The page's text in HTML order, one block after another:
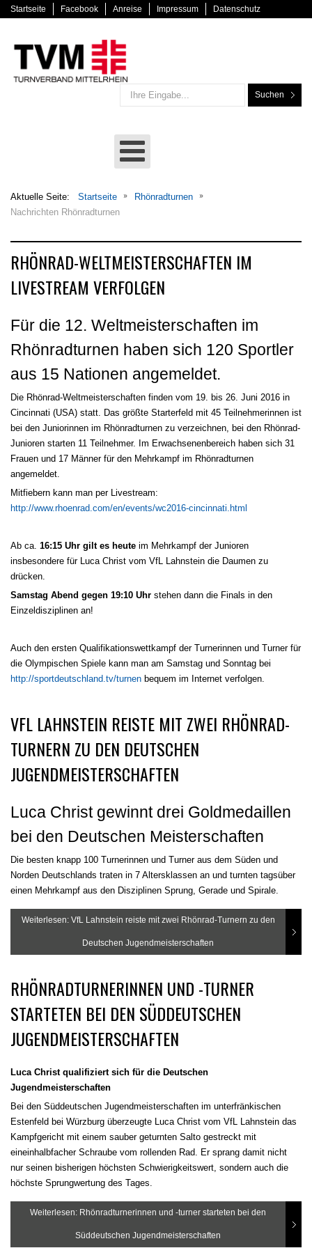
Startseite Facebook Anreise Impressum Datenschutz
Suchen
Aktuelle Seite: Startseite
Rhönradturnen
Nachrichten Rhönradturnen
RHÖNRAD-WELTMEISTERSCHAFTEN IM
LIVESTREAM VERFOLGEN
Für die 12. Weltmeisterschaften im
Rhönradturnen haben sich 120 Sportler
aus 15 Nationen angemeldet.
Die Rhönrad-Weltmeisterschaften finden vom 19. bis 26. Juni 2016 in
Cincinnati (USA) statt. Das größte Starterfeld mit 45 Teilnehmerinnen ist
bei den Juniorinnen im Rhönradturnen zu verzeichnen, bei den Rhönrad-
Junioren starten 11 Teilnehmer. Im Erwachsenenbereich haben sich 31
Frauen und 17 Männer für den Mehrkampf im Rhönradturnen
angemeldet.
Mitfiebern kann man per Livestream:
http://www.rhoenrad.com/en/events/wc2016-cincinnati.html
Ab ca. 16:15 Uhr gilt es heute im Mehrkampf der Junioren
insbesondere für Luca Christ vom VfL Lahnstein die Daumen zu
drücken.
Samstag Abend gegen 19:10 Uhr stehen dann die Finals in den
Einzeldisziplinen an!
Auch den ersten Qualifikationswettkampf der Turnerinnen und Turner für
die Olympischen Spiele kann man am Samstag und Sonntag bei
http://sportdeutschland.tv/turnen bequem im Internet verfolgen.
VFL LAHNSTEIN REISTE MIT ZWEI RHÖNRAD-
TURNERN ZU DEN DEUTSCHEN
JUGENDMEISTERSCHAFTEN
Luca Christ gewinnt drei Goldmedaillen
bei den Deutschen Meisterschaften
Die besten knapp 100 Turnerinnen und Turner aus dem Süden und
Norden Deutschlands traten in 7 Altersklassen an und turnten tagsüber
einen Mehrkampf aus den Disziplinen Sprung, Gerade und Spirale.
Weiterlesen: VfL Lahnstein reiste mit zwei Rhönrad-Turnern zu den
Deutschen Jugendmeisterschaften
RHÖNRADTURNERINNEN UND -TURNER
STARTETEN BEI DEN SÜDDEUTSCHEN
JUGENDMEISTERSCHAFTEN
Luca Christ qualifiziert sich für die Deutschen
Jugendmeisterschaften
Bei den Süddeutschen Jugendmeisterschaften im unterfränkischen
Estenfeld bei Würzburg überzeugte Luca Christ vom VfL Lahnstein das
Kampfgericht mit einem sauber geturnten Salto gestreckt mit
eineinhalbfacher Schraube vom rollenden Rad. Er sprang damit nicht
nur seinen bisherigen höchsten Schwierigkeitswert, sondern auch die
höchste Sprungwertung des Tages.
Weiterlesen: Rhönradturnerinnen und -turner starteten bei den
Süddeutschen Jugendmeisterschaften